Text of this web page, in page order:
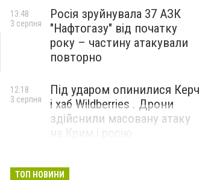
Росія зруйнувала 37 АЗК
"Нафтогазу" від початку
року – частину атакували
повторно
13:48
3 серпня
Під ударом опинилися Керч
і хаб Wildberries . Дрони
здійснили масовану атаку
на Крим і росію
12:18
3 серпня
ТОП НОВИНИ